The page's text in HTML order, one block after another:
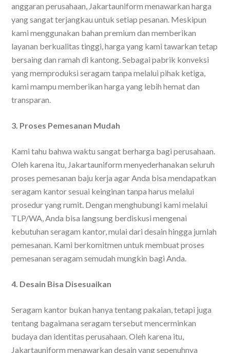
anggaran perusahaan, Jakartauniform menawarkan harga
yang sangat terjangkau untuk setiap pesanan. Meskipun
kami menggunakan bahan premium dan memberikan
layanan berkualitas tinggi, harga yang kami tawarkan tetap
bersaing dan ramah di kantong. Sebagai pabrik konveksi
yang memproduksi seragam tanpa melalui pihak ketiga,
kami mampu memberikan harga yang lebih hemat dan
transparan.
3. Proses Pemesanan Mudah
Kami tahu bahwa waktu sangat berharga bagi perusahaan.
Oleh karena itu, Jakartauniform menyederhanakan seluruh
proses pemesanan baju kerja agar Anda bisa mendapatkan
seragam kantor sesuai keinginan tanpa harus melalui
prosedur yang rumit. Dengan menghubungi kami melalui
TLP/WA, Anda bisa langsung berdiskusi mengenai
kebutuhan seragam kantor, mulai dari desain hingga jumlah
pemesanan. Kami berkomitmen untuk membuat proses
pemesanan seragam semudah mungkin bagi Anda.
4. Desain Bisa Disesuaikan
Seragam kantor bukan hanya tentang pakaian, tetapi juga
tentang bagaimana seragam tersebut mencerminkan
budaya dan identitas perusahaan. Oleh karena itu,
Jakartauniform menawarkan desain yang sepenuhnya